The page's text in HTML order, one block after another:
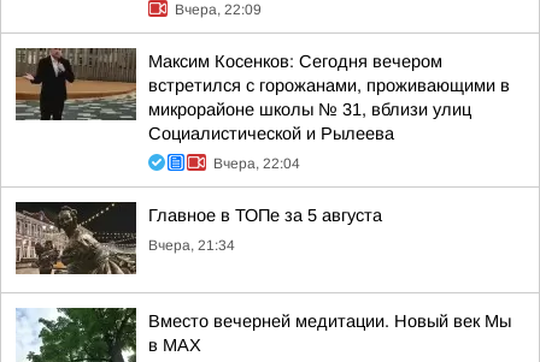
Вчера, 22:09
Максим Косенков: Сегодня вечером
встретился с горожанами, проживающими в
микрорайоне школы № 31, вблизи улиц
Социалистической и Рылеева
Вчера, 22:04
Главное в ТОПе за 5 августа
Вчера, 21:34
Вместо вечерней медитации. Новый век Мы
в MAX